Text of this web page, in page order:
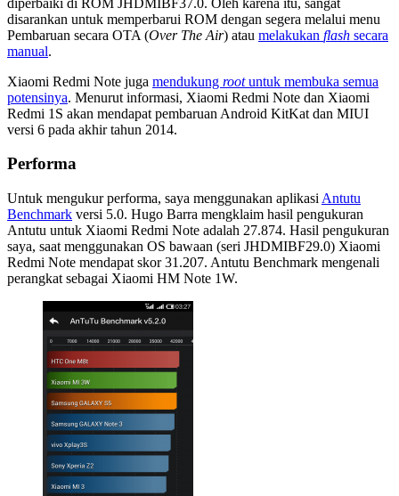
disarankan untuk memperbarui ROM dengan segera melalui menu
Pembaruan secara OTA (Over The Air) atau melakukan flash secara
manual.
Xiaomi Redmi Note juga mendukung rootuntuk membuka semua
potensinya. Menurut informasi, Xiaomi Redmi Note dan Xiaomi
Redmi 1S akan mendapat pembaruan Android KitKat dan MIUI
versi 6 pada akhir tahun 2014.
Performa
Untuk mengukur performa, saya menggunakan aplikasi Antutu
Benchmark versi 5.0. Hugo Barra mengklaim hasil pengukuran
Antutu untuk Xiaomi Redmi Note adalah 27.874. Hasil pengukuran
saya, saat menggunakan OS bawaan (seri JHDMIBF29.0) Xiaomi
Redmi Note mendapat skor 31.207. Antutu Benchmark mengenali
perangkat sebagai Xiaomi HM Note 1W.